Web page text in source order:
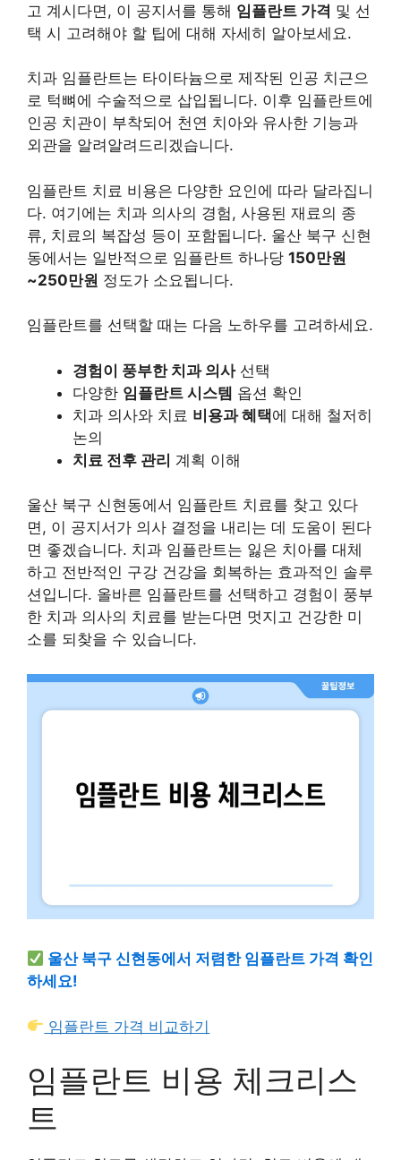
고 계시다면, 이 공지서를 통해 임플란트 가격 및 선
택 시 고려해야 할 팁에 대해 자세히 알아보세요.
치과 임플란트는 타이타늄으로 제작된 인공 치근으
로 턱뼈에 수술적으로 삽입됩니다. 이후 임플란트에
인공 치관이 부착되어 천연 치아와 유사한 기능과
외관을 알려알려드리겠습니다.
임플란트 치료 비용은 다양한 요인에 따라 달라집니
다. 여기에는 치과 의사의 경험, 사용된 재료의 종
류, 치료의 복잡성 등이 포함됩니다. 울산 북구 신현
동에서는 일반적으로 임플란트 하나당 150만원
~250만원 정도가 소요됩니다.
임플란트를 선택할 때는 다음 노하우를 고려하세요.
경험이 풍부한 치과 의사선택
다양한 임플란트 시스템 옵션 확인
치과 의사와 치료 비용과 혜택에 대해 철저히
논의
치료 전후 관리 계획 이해
울산 북구 신현동에서 임플란트 치료를 찾고 있다
면, 이 공지서가 의사 결정을 내리는 데 도움이 된다
면 좋겠습니다. 치과 임플란트는 잃은 치아를 대체
하고 전반적인 구강 건강을 회복하는 효과적인 솔루
션입니다. 올바른 임플란트를 선택하고 경험이 풍부
한 치과 의사의 치료를 받는다면 멋지고 건강한 미
소를 되찾을 수 있습니다.
울산 북구 신현동에서 저렴한 임플란트 가격 확인
하세요!
임플란트 가격 비교하기
임플란트 비용 체크리스
트